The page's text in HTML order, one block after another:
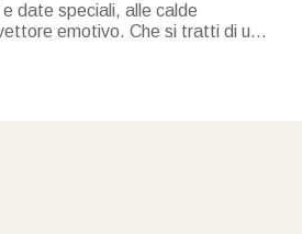
date speciali, alle calde
emotivo. Che si tratti di un